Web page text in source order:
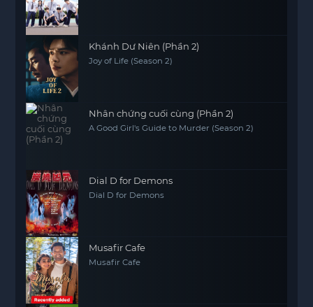
Khánh Dư Niên (Phần 2)
Joy of Life (Season 2)
Nhân chứng cuối cùng (Phần 2)
A Good Girl's Guide to Murder (Season 2)
Dial D for Demons
Dial D for Demons
Musafir Cafe
Musafir Cafe